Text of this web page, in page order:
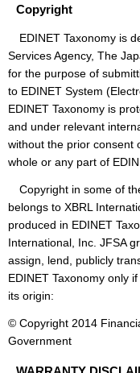
Copyright
EDINET Taxonomy is
Services Agency, The
for the purpose of
to EDINET System
EDINET Taxonomy is
and under relevant
without the prior consent
whole or any part of
Copyright in some of
belongs to XBRL
produced in EDINET
International, Inc. JFSA
assign, lend, publicly
EDINET Taxonomy only
its origin:
© Copyright 2014
Government